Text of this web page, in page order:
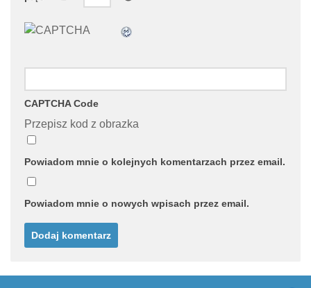
CAPTCHA Code
Przepisz kod z obrazka
Powiadom mnie o kolejnych komentarzach przez email.
Powiadom mnie o nowych wpisach przez email.